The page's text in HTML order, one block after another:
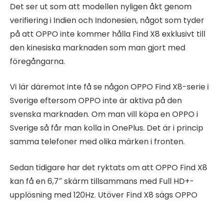
Det ser ut som att modellen nyligen åkt genom
verifiering i Indien och Indonesien, något som tyder
på att OPPO inte kommer hålla Find X8 exklusivt till
den kinesiska marknaden som man gjort med
föregångarna.
Vi lär däremot inte få se någon OPPO Find X8-serie i
Sverige eftersom OPPO inte är aktiva på den
svenska marknaden. Om man vill köpa en OPPO i
Sverige så får man kolla in OnePlus. Det är i princip
samma telefoner med olika märken i fronten.
Sedan tidigare har det ryktats om att OPPO Find X8
kan få en 6,7″ skärm tillsammans med Full HD+-
upplösning med 120Hz. Utöver Find X8 sägs OPPO